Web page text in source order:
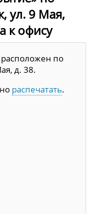
ул. 9 Мая,
к офису
по
д. 38.
распечатать.